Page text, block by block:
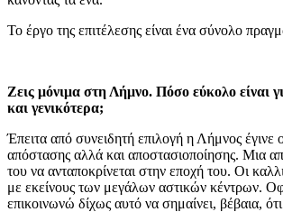
Το έργο της επιτέλεσης είναι ένα σύνολο
Ζεις μόνιμα στη Λήμνο. Πόσο εύκολο είναι
και γενικότερα;
Έπειτα από συνειδητή επιλογή η Λήμνος έγινε
απόστασης αλλά και αποστασιοποίησης. Μια
του να ανταποκρίνεται στην εποχή του. Οι
με εκείνους των μεγάλων αστικών κέντρων.
επικοινωνώ δίχως αυτό να σημαίνει, βέβαια,